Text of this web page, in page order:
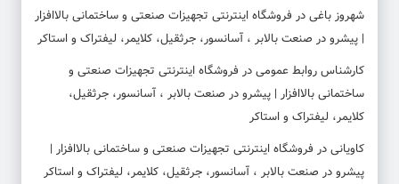
شهروز باغیدر فروشگاه اینترنتی تجهیزات صنعتی و ساختمانی بالاافزار
| پیشرو در صنعت بالابر ، آسانسور، جرثقیل، کلایمر، لیفتراک و استاکر
کارشناس روابط عمومیدر فروشگاه اینترنتی تجهیزات صنعتی و
ساختمانی بالاافزار | پیشرو در صنعت بالابر ، آسانسور، جرثقیل،
کلایمر، لیفتراک و استاکر
کاویانیدر فروشگاه اینترنتی تجهیزات صنعتی و ساختمانی بالاافزار |
پیشرو در صنعت بالابر ، آسانسور، جرثقیل، کلایمر، لیفتراک و استاکر